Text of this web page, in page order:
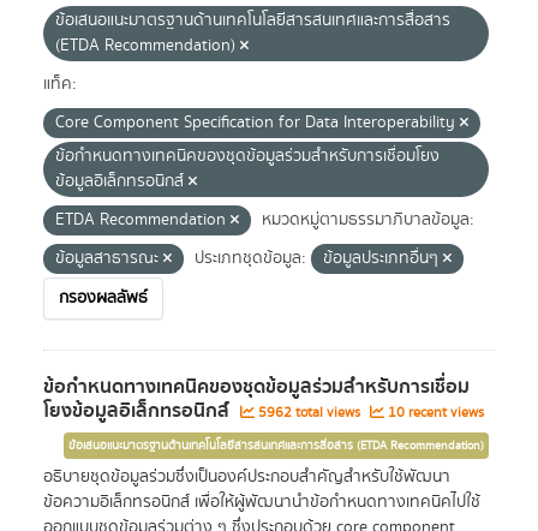
ข้อเสนอแนะมาตรฐานด้านเทคโนโลยีสารสนเทศและการสื่อสาร
(ETDA Recommendation)
แท็ค:
Core Component Specification for Data Interoperability
ข้อกำหนดทางเทคนิคของชุดข้อมูลร่วมสำหรับการเชื่อมโยง
ข้อมูลอิเล็กทรอนิกส์
ETDA Recommendation
หมวดหมู่ตามธรรมาภิบาลข้อมูล:
ข้อมูลสาธารณะ
ประเภทชุดข้อมูล:
ข้อมูลประเภทอื่นๆ
กรองผลลัพธ์
ข้อกำหนดทางเทคนิคของชุดข้อมูลร่วมสำหรับการเชื่อม
โยงข้อมูลอิเล็กทรอนิกส์ 5962 total views 10 recent views
ข้อเสนอแนะมาตรฐานด้านเทคโนโลยีสารสนเทศและการสื่อสาร (ETDA Recommendation)
อธิบายชุดข้อมูลร่วมซึ่งเป็นองค์ประกอบสำคัญสำหรับใช้พัฒนา
ข้อความอิเล็กทรอนิกส์ เพื่อให้ผู้พัฒนานำข้อกำหนดทางเทคนิคไปใช้